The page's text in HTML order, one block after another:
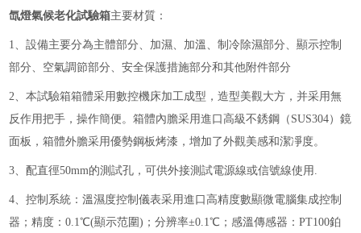
氙燈氣候老化試驗箱主要材質：
1、設備主要分為主體部分、加濕、加溫、制冷除濕部分、顯示控制
部分、空氣調節部分、安全保護措施部分和其他附件部分
2、本試驗箱箱體采用數控機床加工成型，造型美觀大方，并采用無
反作用把手，操作簡便。箱體內膽采用進口高級不銹鋼（SUS304）鏡
面板，箱體外膽采用優勢鋼板烤漆，增加了外觀美感和潔凈度。
3、配直徑50mm的測試孔，可供外接測試電源線或信號線使用.
4、控制系統：溫濕度控制儀表采用進口高精度數顯微電腦集成控制
器；精度：0.1℃(顯示范圍)；分辨率±0.1℃；感溫傳感器：PT100鉑